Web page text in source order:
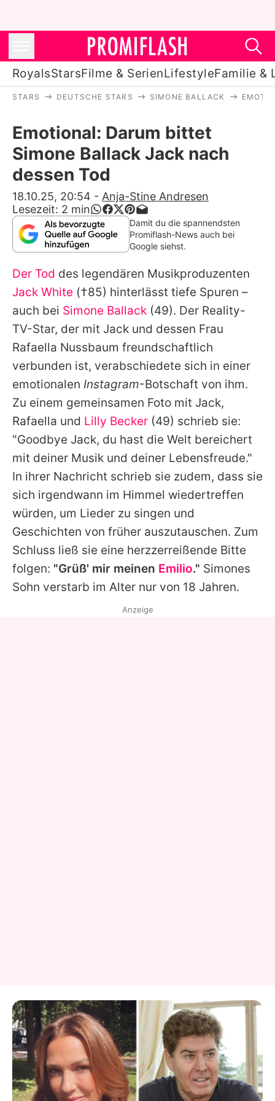
RoyalsStarsFilme & SerienLifestyleFamilie &
Stars
Filme & Serien
Lifestyle
Familie & Liebe
Promiflash Exklusiv
Alle Themen auf Promiflash
Jobs
App runterladen
Team
Redaktionelle Richtlinien
Impressum
Datenschutzerklärung
Utiq verwalten
STARS DEUTSCHE STARS SIMONE BALLACK
Emotional: Darum bittet
Simone Ballack Jack nach
dessen Tod
18.10.25, 20:54 - Anja-Stine Andresen
Lesezeit: 2 min
Damit du die spannendsten
Promiflash-News auch bei
Google siehst.
Der Tod des legendären Musikproduzenten
Jack White (†85) hinterlässt tiefe Spuren –
auch bei Simone Ballack (49). Der Reality-
TV-Star, der mit Jack und dessen Frau
Rafaella Nussbaum freundschaftlich
verbunden ist, verabschiedete sich in einer
emotionalen Instagram-Botschaft von ihm.
Zu einem gemeinsamen Foto mit Jack,
Rafaella und Lilly Becker (49) schrieb sie:
"Goodbye Jack, du hast die Welt bereichert
mit deiner Musik und deiner Lebensfreude."
In ihrer Nachricht schrieb sie zudem, dass sie
sich irgendwann im Himmel wiedertreffen
würden, um Lieder zu singen und
Geschichten von früher auszutauschen. Zum
Schluss ließ sie eine herzzerreißende Bitte
folgen: "Grüß' mir meinen Emilio." Simones
Sohn verstarb im Alter nur von 18 Jahren.
Anzeige